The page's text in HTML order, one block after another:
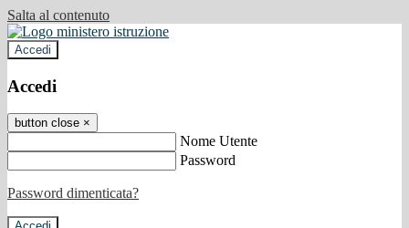
Salta al contenuto
Accedi
Accedi
button close ×
Nome Utente
Password
Password dimenticata?